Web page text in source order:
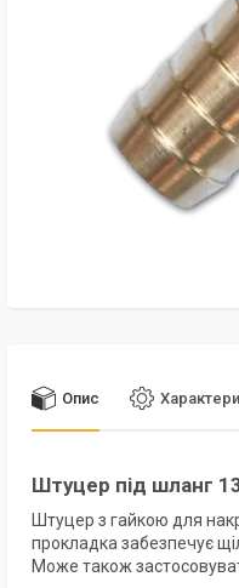
Опис
Штуцер під шланг
Штуцер з гайкою для
прокладка забезпечує
Може також